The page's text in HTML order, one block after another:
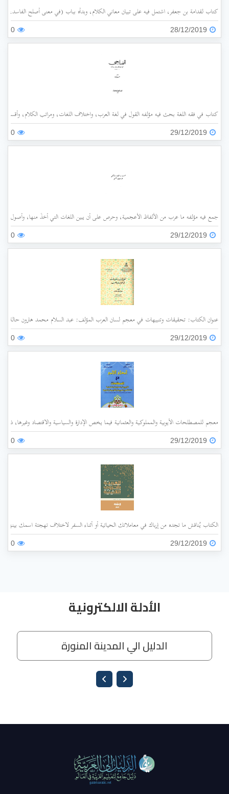
كتاب لقدامة بن جعفر، اشتمل فيه على تبيان معاني الكلام، وبدأه بباب (في معنى أصلح
28/12/2019
0
كتاب في فقه اللغة بحث فيه مؤلفه القول في لغة العرب، واختلاف اللغات، ومراتب الكلام،
29/12/2019
0
جمع فيه مؤلفه ما عرب من الألفاظ الأعجمية، وحرص على أن يبين اللغات التي أُخذَ منها، وأصول
29/12/2019
0
عنوان الكتاب: تحقيقات وتنبيهات في معجم لسان العرب المؤلف: عبد السلام محمد هارون حالة الفهرسة: غير مفهرس الناشر: جامعة الملك عبد
29/12/2019
0
معجم للمصطلحات الأيوبية والمملوكية والعثمانية فيما يخص الإدارة والسياسية والاقتصاد وغيرها، ذات
29/12/2019
0
الكتاب يُناقش ما تجده من إرباك في معاملاتك الحياتية أو أثناء السفر لاختلاف تهجئة اسمك بينها
29/12/2019
0